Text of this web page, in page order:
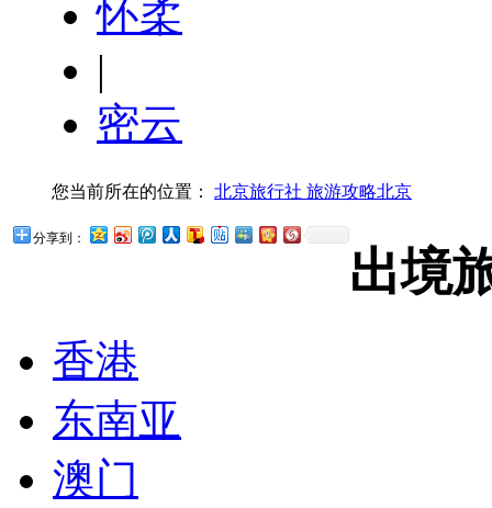
怀柔
|
密云
您当前所在的位置： 北京旅行社 旅游攻略北京
分享到：
出境
香港
东南亚
澳门